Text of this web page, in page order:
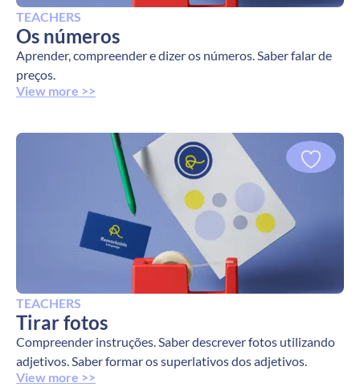
TEACHERS
Os números
Aprender, compreender e dizer os números. Saber falar de
preços.
View more >>
TEACHERS
Tirar fotos
Compreender instruções. Saber descrever fotos utilizando
adjetivos. Saber formar os superlativos dos adjetivos.
View more >>